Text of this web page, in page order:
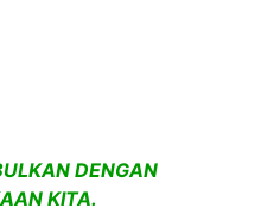
DENGAN
KITA.